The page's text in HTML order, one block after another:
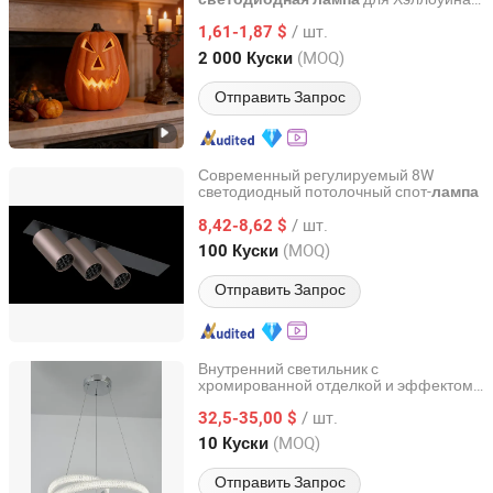
1,61-1,87 $ / шт.
2 000 Куски (MOQ)
Отправить Запрос
Haining Huajin Plastics Co., Ltd.
Zhejiang, China с 2025
Современный регулируемый 8W
светодиодный потолочный спот-лампа
8,42-8,62 $ / шт.
100 Куски (MOQ)
Отправить Запрос
Guangdong Allway Lighting Electric Company Limited
Guangdong, China с 2014
Внутренний светильник с
хромированной отделкой и эффектом
32,5-35,00 $ / шт.
10 Куски (MOQ)
Отправить Запрос
Yangming Electrical Co., Ltd
Guangdong, China с 2021